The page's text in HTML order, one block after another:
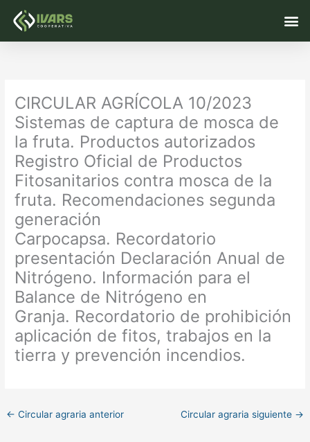
CIRCULAR AGRÍCOLA 10/2023
Sistemas de captura de mosca de
la fruta. Productos autorizados
Registro Oficial de Productos
Fitosanitarios contra mosca de la
fruta. Recomendaciones segunda
generación
Carpocapsa. Recordatorio
presentación Declaración Anual de
Nitrógeno. Información para el
Balance de Nitrógeno en
Granja. Recordatorio de prohibición
aplicación de fitos, trabajos en la
tierra y prevención incendios.
← Circular agraria anterior Circular agraria siguiente →